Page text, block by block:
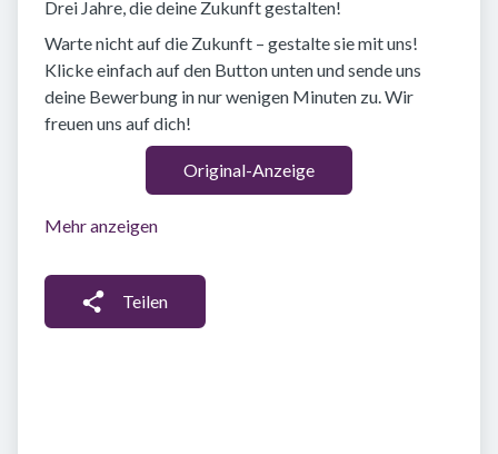
Drei Jahre, die deine Zukunft gestalten!
Warte nicht auf die Zukunft – gestalte sie mit uns!
Klicke einfach auf den Button unten und sende uns
deine Bewerbung in nur wenigen Minuten zu. Wir
freuen uns auf dich!
Original-Anzeige
Mehr anzeigen
Teilen